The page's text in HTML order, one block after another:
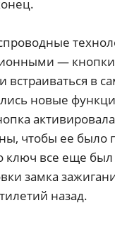
—
встраиваться в
новые
чтобы ее было
ключ все еще
замка
назад.